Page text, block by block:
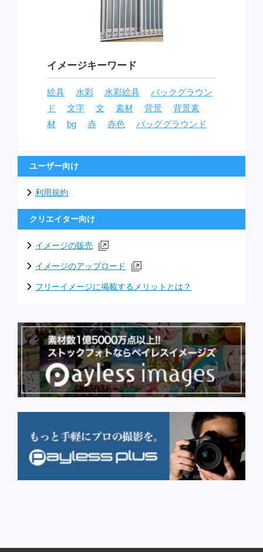
イメージキーワード
絵具 水彩 水彩絵具
バックグラウン
ド
文字 文 素材 背景
背景素
材
bg 赤 赤色 バッググラウンド
ユーザー向け
利用規約
クリエイター向け
イメージの販売
イメージのアップロード
フリーイメージに掲載するメリットとは？